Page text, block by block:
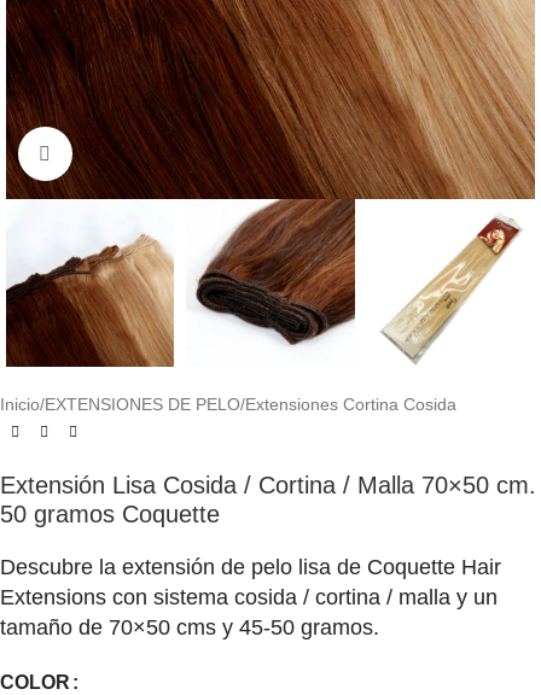
Click to enlarge
Inicio/EXTENSIONES DE PELO/Extensiones Cortina Cosida
Extensión Lisa Cosida / Cortina / Malla 70×50 cm.
50 gramos Coquette
Descubre la extensión de pelo lisa de Coquette Hair
Extensions con sistema cosida / cortina / malla y un
tamaño de 70×50 cms y 45-50 gramos.
COLOR